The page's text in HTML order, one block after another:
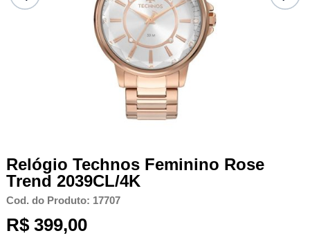
Relógio Technos Feminino Rose
Trend 2039CL/4K
Cod. do Produto: 17707
R$ 399,00